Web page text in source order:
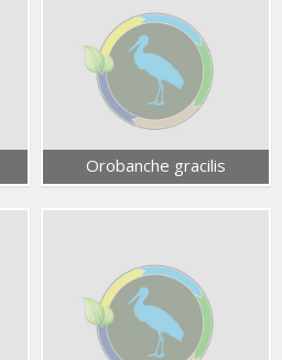
Orobanche gracilis